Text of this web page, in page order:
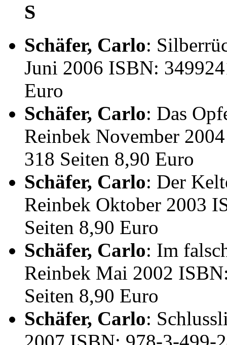
S
Schäfer, Carlo:
Juni 2006 ISBN:
Euro
Schäfer, Carlo: Das
Reinbek November
318 Seiten 8,90 Euro
Schäfer, Carlo: Der
Reinbek Oktober 2003
Seiten 8,90 Euro
Schäfer, Carlo: Im
Reinbek Mai 2002
Seiten 8,90 Euro
Schäfer, Carlo: